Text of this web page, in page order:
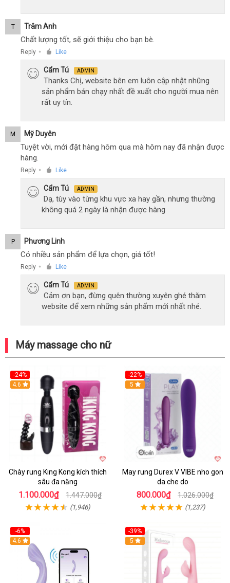
T Trâm Anh
Chất lượng tốt, sẽ giới thiệu cho bạn bè.
Reply ● Like
Cẩm Tú ADMIN
Thanks Chị, website bên em luôn cập nhật những
sản phẩm bán chạy nhất đề xuất cho người mua nên
rất uy tín.
M Mỹ Duyên
Tuyệt vời, mới đặt hàng hôm qua mà hôm nay đã nhận được
hàng.
Reply ● Like
Cẩm Tú ADMIN
Dạ, tùy vào từng khu vực xa hay gần, nhưng thường
không quá 2 ngày là nhận được hàng
P Phương Linh
Có nhiều sản phẩm để lựa chọn, giá tốt!
Reply ● Like
Cẩm Tú ADMIN
Cảm ơn bạn, đừng quên thường xuyên ghé thăm
website để xem những sản phẩm mới nhất nhé.
Máy massage cho nữ
-24%
4.6
Chày rung King Kong kích thích
sâu đa năng
1.100.000₫ 1.447.000₫
(1,946)
-22%
Hot
5
May rung Durex V VIBE nho gon
da che do
800.000₫ 1.026.000₫
(1,237)
-6%
4.6
-39%
Hot
5